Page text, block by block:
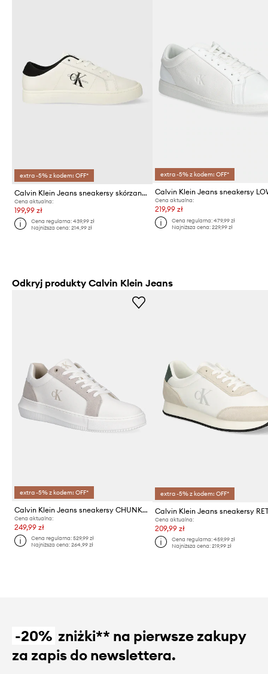
extra -5% z kodem: OFF*
Calvin Klein Jeans sneakersy skórzane CLASSIC CUPSOLE LOW ML LTH
Cena aktualna:
199,99 zł
Cena regularna:439,99 zł
Najniższa cena:214,99 zł
extra -5% z kodem: OFF*
Cena aktualna:
219,99 zł
Cena regularna: 479,99 zł
Najniższa cena: 229,99 zł
Odkryj produkty Calvin Klein Jeans
extra -5% z kodem: OFF*
Calvin Klein Jeans sneakersy CHUNKY CUPSOLE MG CANVAS
Cena aktualna:
249,99 zł
Cena regularna:529,99 zł
Najniższa cena:264,99 zł
extra -5% z kodem: OFF*
Cena aktualna:
209,99 zł
Cena regularna: 459,99 zł
Najniższa cena: 219,99 zł
-20% zniżki** na pierwsze zakupy
za zapis do newslettera.